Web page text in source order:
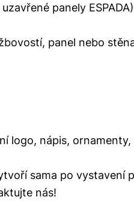
panely
panel nebo
logo, nápis, ornamenty,
sama po vystavení
nás!